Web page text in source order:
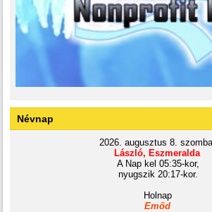
Névnap
2026. augusztus 8.
László, Eszmeralda
A Nap kel 05:35-kor,
nyugszik 20:17-kor.
Holnap
Emőd